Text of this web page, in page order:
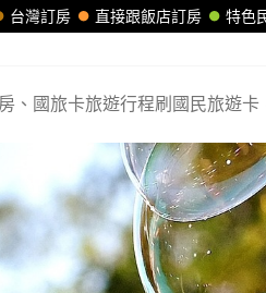
特色
直接跟飯店訂房
台灣訂房
、國旅卡旅遊行程刷國民旅遊卡